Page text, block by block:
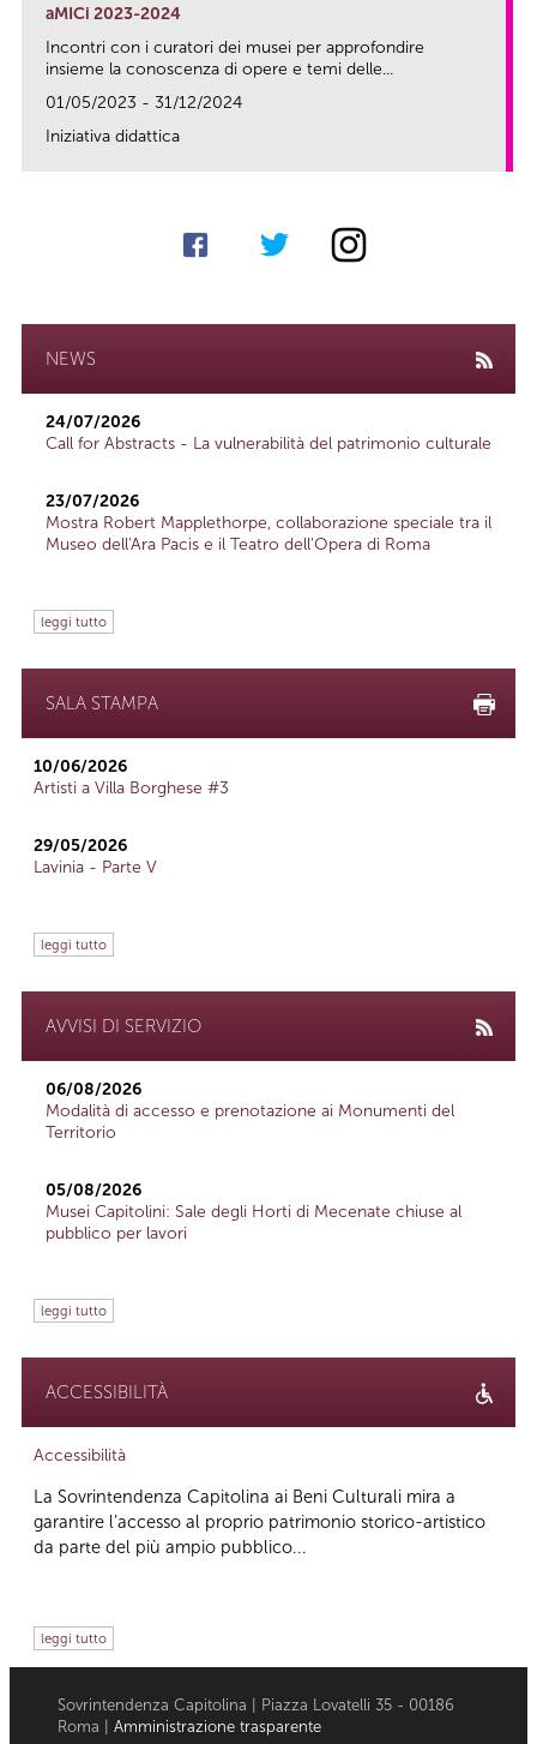
aMICi 2023-2024
Incontri con i curatori dei musei per approfondire
insieme la conoscenza di opere e temi delle...
01/05/2023 - 31/12/2024
Iniziativa didattica
NEWS
24/07/2026
Call for Abstracts - La vulnerabilità del patrimonio culturale
23/07/2026
Mostra Robert Mapplethorpe, collaborazione speciale tra il
Museo dell'Ara Pacis e il Teatro dell'Opera di Roma
leggi tutto
SALA STAMPA
10/06/2026
Artisti a Villa Borghese #3
29/05/2026
Lavinia - Parte V
leggi tutto
AVVISI DI SERVIZIO
06/08/2026
Modalità di accesso e prenotazione ai Monumenti del
Territorio
05/08/2026
Musei Capitolini: Sale degli Horti di Mecenate chiuse al
pubblico per lavori
leggi tutto
ACCESSIBILITÀ
Accessibilità
La Sovrintendenza Capitolina ai Beni Culturali mira a
garantire l’accesso al proprio patrimonio storico-artistico
da parte del più ampio pubblico...
leggi tutto
Sovrintendenza Capitolina | Piazza Lovatelli 35 - 00186
Roma | Amministrazione trasparente